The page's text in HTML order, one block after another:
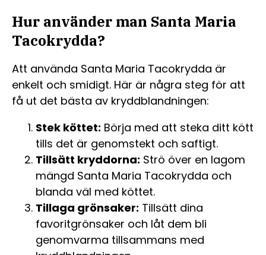
Hur använder man Santa Maria
Tacokrydda?
Att använda Santa Maria Tacokrydda är
enkelt och smidigt. Här är några steg för att
få ut det bästa av kryddblandningen:
Stek köttet: Börja med att steka ditt kött
tills det är genomstekt och saftigt.
Tillsätt kryddorna: Strö över en lagom
mängd Santa Maria Tacokrydda och
blanda väl med köttet.
Tillaga grönsaker: Tillsätt dina
favoritgrönsaker och låt dem bli
genomvarma tillsammans med